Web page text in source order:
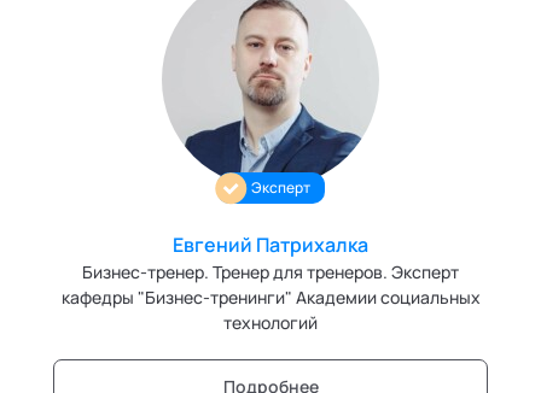
Эксперт
Евгений Патрихалка
Бизнес-тренер. Тренер для тренеров. Эксперт
кафедры "Бизнес-тренинги" Академии социальных
технологий
Подробнее